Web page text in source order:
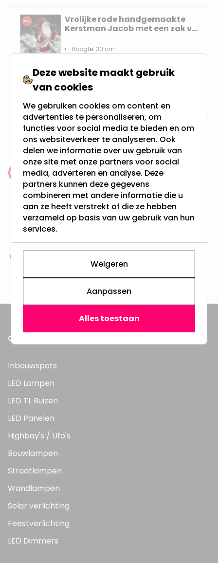
Vrolijke rode handgemaakte
Kerstman Jacob met een zak vol
Hoogte: 30 cm
Gemaakt van polyester
Vandaag verzonden
Klantenbeoordeling: 9.4/10
meer dan 100.000 klanten gingen u voor
Gratis verzending + snel geleverd
Vanaf EUR100,- naar NL & BE
Altijd uit eigen voorraad
ONZE PRODUCTEN
Inbouwspots
LED Lampen
LED TL Buizen
LED Panelen
Highbay's / Ufo's
Bouwlampen
Straatlampen
Wandlampen
Solar verlichting
Feestverlichting
LED Dimmers
Deze website maakt gebruik
van cookies
We gebruiken cookies om content en
advertenties te personaliseren, om
functies voor social media te bieden en om
ons websiteverkeer te analyseren. Ook
delen we informatie over uw gebruik van
onze site met onze partners voor social
media, adverteren en analyse. Deze
partners kunnen deze gegevens
combineren met andere informatie die u
aan ze heeft verstrekt of die ze hebben
verzameld op basis van uw gebruik van hun
services.
Weigeren
Aanpassen
Alles toestaan